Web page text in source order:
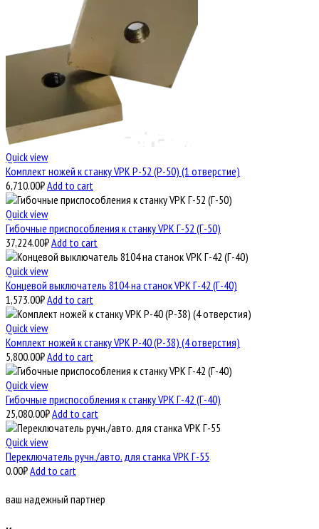
Quick view
Комплект ножей к станку VPK Р-52 (Р-50) (1 отверстие)
6,710.00₽Add to cart
Quick view
Гибочные приспособления к станку VPK Г-52 (Г-50)
37,224.00₽Add to cart
Quick view
Концевой выключатель 8104 на станок VPK Г-42 (Г-40)
1,573.00₽Add to cart
Quick view
Комплект ножей к станку VPK Р-40 (Р-38) (4 отверстия)
5,800.00₽Add to cart
Quick view
Гибочные приспособления к станку VPK Г-42 (Г-40)
25,080.00₽Add to cart
Quick view
Переключатель ручн./авто. для станка VPK Г-55
0.00₽Add to cart
ваш надежный партнер